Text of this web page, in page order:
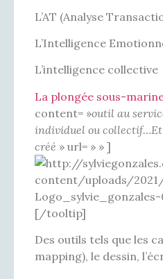
L’AT (Analyse
L’Intelligence
L’intelligence collective
La plongée sous-
content= »outil au
individuel ou collectif…Et
créé » url= » » ]
[/tooltip]
Des outils tels que les
mapping), le dessin,